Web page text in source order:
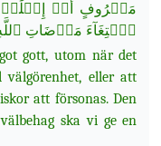
مَعۡرُوفٍ أَوۡ
ٱبۡتِغَآءَ مَرۡضَاتِ ٱللَّهِ
gott, utom när det
eller att
att försonas. Den
ska vi ge en